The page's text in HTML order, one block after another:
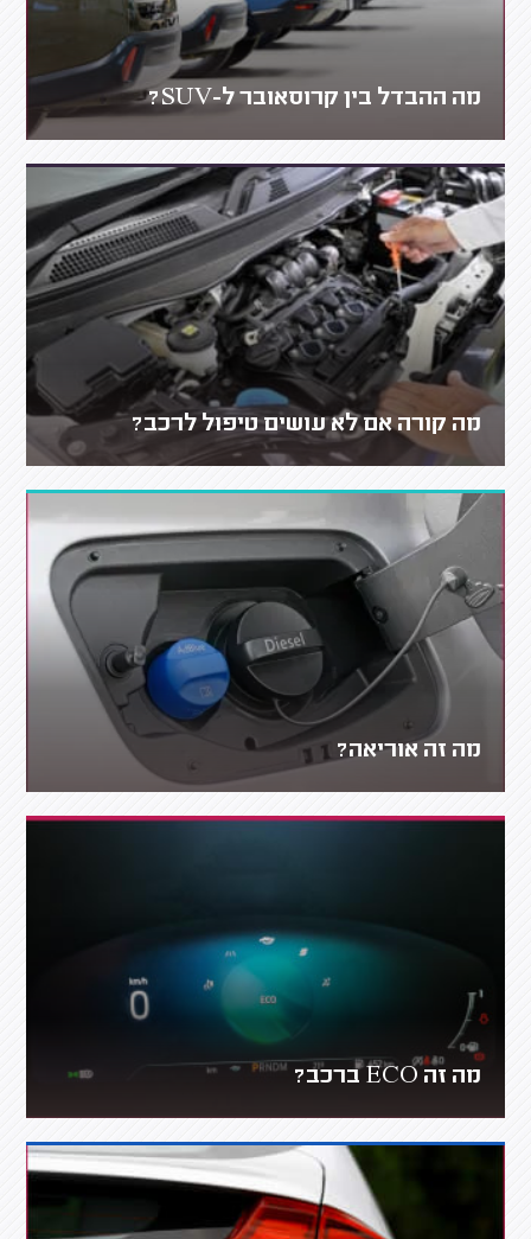
מה ההבדל בין קרוסאובר ל-SUV?
מה קורה אם לא עושים טיפול לרכב?
מה זה אוריאה?
מה זה ECO ברכב?